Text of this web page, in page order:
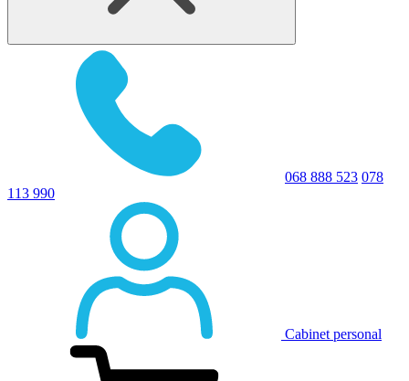
068 888 523 078
113 990
Cabinet personal